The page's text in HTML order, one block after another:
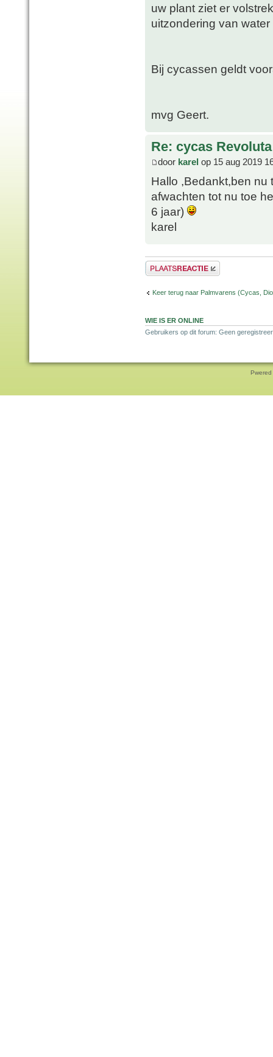
uw plant ziet er
uitzondering van
Bij cycassen geldt
mvg Geert.
Re: cycas Revoluta
door karel op 15 aug 2019
Hallo ,Bedankt,ben nu
afwachten tot nu toe
6 jaar)
karel
Plaats een reactie
Keer terug naar Palmvarens (Cycas,
WIE IS ER ONLINE
Gebruikers op dit forum: Geen